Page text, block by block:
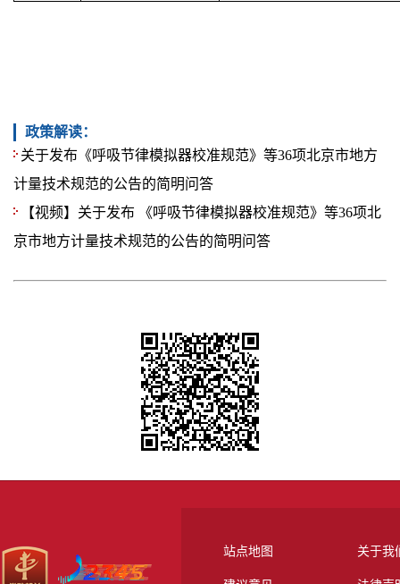
政策解读：
关于发布《呼吸节律模拟器校准规范》等36项北京市地方
计量技术规范的公告的简明问答
【视频】关于发布 《呼吸节律模拟器校准规范》等36项北
京市地方计量技术规范的公告的简明问答
站点地图 关于我